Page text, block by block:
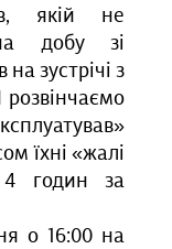
якій не
добу зі
зустрічі з
їхні «жалі
4 годин за
о 16:00 на